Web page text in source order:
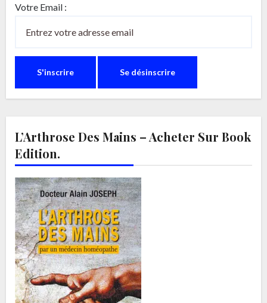
Votre Email :
L’Arthrose Des Mains – Acheter Sur Book
Edition.